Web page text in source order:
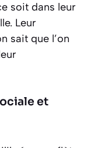
soit dans leur
Leur
sait que l’on
et